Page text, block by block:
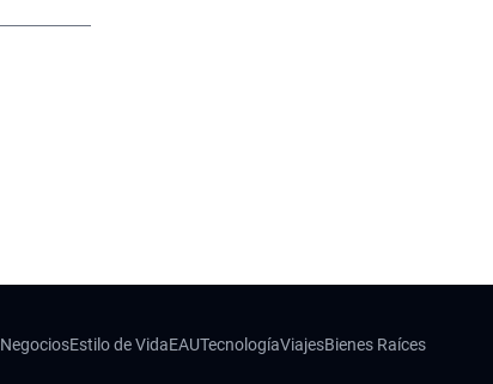
NegociosEstilo de VidaEAUTecnologíaViajesBienes Raíces